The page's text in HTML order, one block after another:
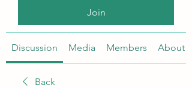
Join
Discussion Media Members About
Back